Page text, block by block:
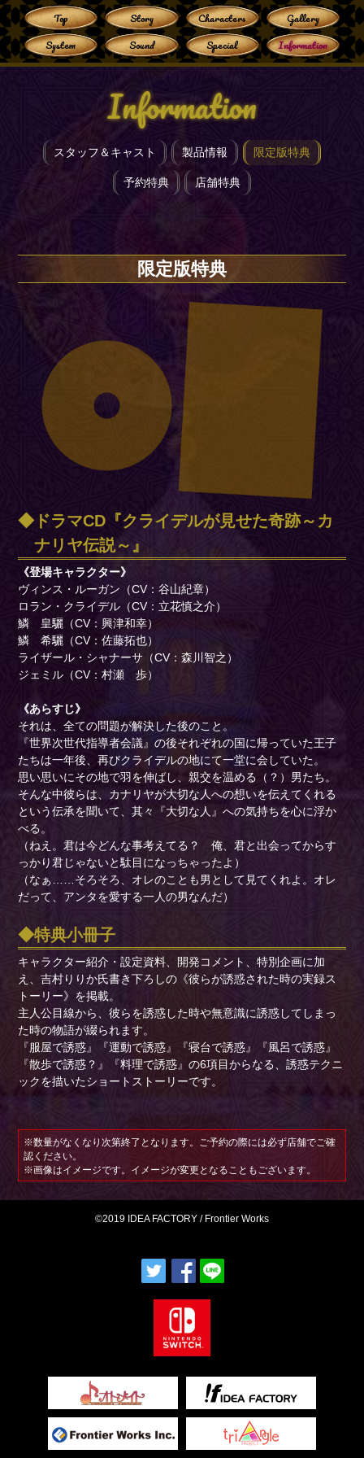
Top Story Characters
Gallery
System
Sound Special Information
Information
スタッフ＆キャスト 製品情報 限定版特典
予約特典 店舗特典
限定版特典
ドラマCD『クライデルが見せた奇跡～カ
ナリヤ伝説～』
《登場キャラクター》
ヴィンス・ルーガン（CV：谷山紀章）
ロラン・クライデル（CV：立花慎之介）
鱗 皇驪（CV：興津和幸）
鱗 希驪（CV：佐藤拓也）
ライザール・シャナーサ（CV：森川智之）
ジェミル（CV：村瀬 歩）
《あらすじ》
それは、全ての問題が解決した後のこと。
『世界次世代指導者会議』の後それぞれの国に帰っていた王子
たちは一年後、再びクライデルの地にて一堂に会していた。
思い思いにその地で羽を伸ばし、親交を温める（？）男たち。
そんな中彼らは、カナリヤが大切な人への想いを伝えてくれる
という伝承を聞いて、其々『大切な人』への気持ちを心に浮か
べる。
（ねえ。君は今どんな事考えてる？ 俺、君と出会ってからす
っかり君じゃないと駄目になっちゃったよ）
（なぁ……そろそろ、オレのことも男として見てくれよ。オレ
だって、アンタを愛する一人の男なんだ）
特典小冊子
キャラクター紹介・設定資料、開発コメント、特別企画に加
え、吉村りりか氏書き下ろしの《彼らが誘惑された時の実録ス
トーリー》を掲載。
主人公目線から、彼らを誘惑した時や無意識に誘惑してしまっ
た時の物語が綴られます。
『服屋で誘惑』『運動で誘惑』『寝台で誘惑』『風呂で誘惑』
『散歩で誘惑？』『料理で誘惑』の6項目からなる、誘惑テクニ
ックを描いたショートストーリーです。
※数量がなくなり次第終了となります。ご予約の際には必ず店舗でご確
認ください。
※画像はイメージです。イメージが変更となることもございます。
©2019 IDEA FACTORY / Frontier Works